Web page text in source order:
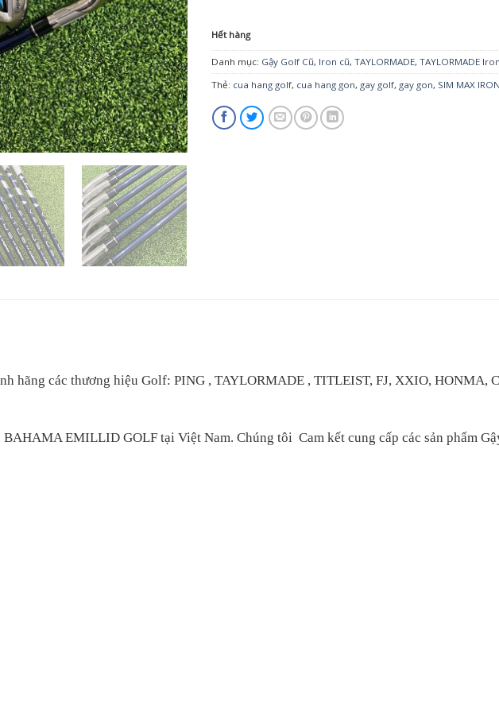
Hết hàng
Danh mục: Gậy Golf Cũ, Iron cũ, TAYLORMADE, TAYLORMADE
Thẻ: cua hang golf, cua hang gon, gay golf, gay gon, SIM MAX
hãng các thương hiệu Golf: PING , TAYLORMADE , TITLEIST, FJ, XXIO, HONMA,
EMILLID GOLF tại Việt Nam. Chúng tôi Cam kết cung cấp các sản phẩm